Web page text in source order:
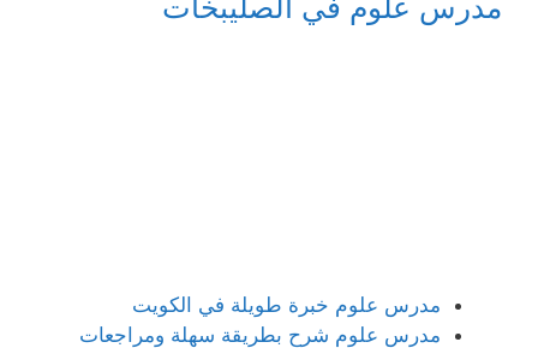
مدرس علوم في الصليبخات
مدرس علوم خبرة طويلة في الكويت
مدرس علوم شرح بطريقة سهلة ومراجعات